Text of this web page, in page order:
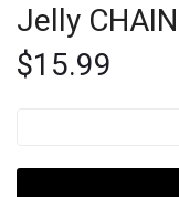
Jelly
$15.99